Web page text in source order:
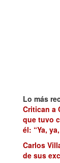
Lo más
Critican a
que tuvo
él: “Ya,
Carlos
de sus